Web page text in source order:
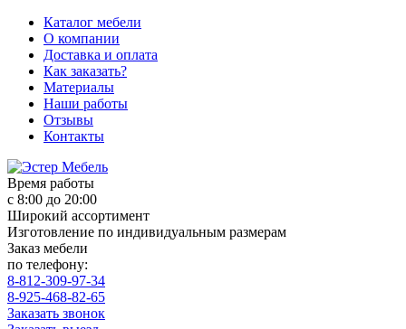
Каталог мебели
О компании
Доставка и оплата
Как заказать?
Материалы
Наши работы
Отзывы
Контакты
Время работы
с 8:00 до 20:00
Широкий ассортимент
Изготовление по индивидуальным размерам
Заказ мебели
по телефону:
8-812-309-97-34
8-925-468-82-65
Заказать звонок